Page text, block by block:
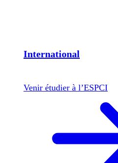
International
Venir étudier à l’ESPCI